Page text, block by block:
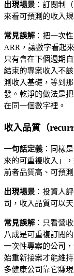
出現場景 ：訂閱制
來看可預測的收入
常見誤解 ：把一次
ARR，讓數字看起
只有會在下個週期
結束的專案收入不
測收入基礎，等到
發。乾淨的做法是
在同一個數字裡。
收入品質（
一句話定義 ：同樣
來的可重複收入」
前者品質高、可預
出現場景 ：投資人
司，收入品質可以天
常見誤解 ：只看營
八成是可重複訂閱
一次性專案的公司
始重新接案才能維
多健康公司靠它賺